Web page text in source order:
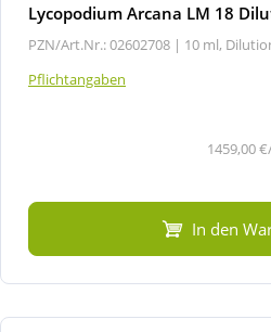
Lycopodium Arcana LM 18
PZN/Art.Nr.: 02602708 | 10 ml,
Pflichtangaben
1459,00
In den